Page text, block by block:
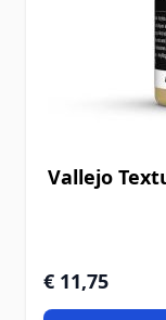
Vallejo
€ 11,75